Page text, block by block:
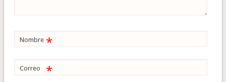
Nombre *
Correo *